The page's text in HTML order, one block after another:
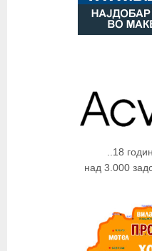
..18
над 3.000